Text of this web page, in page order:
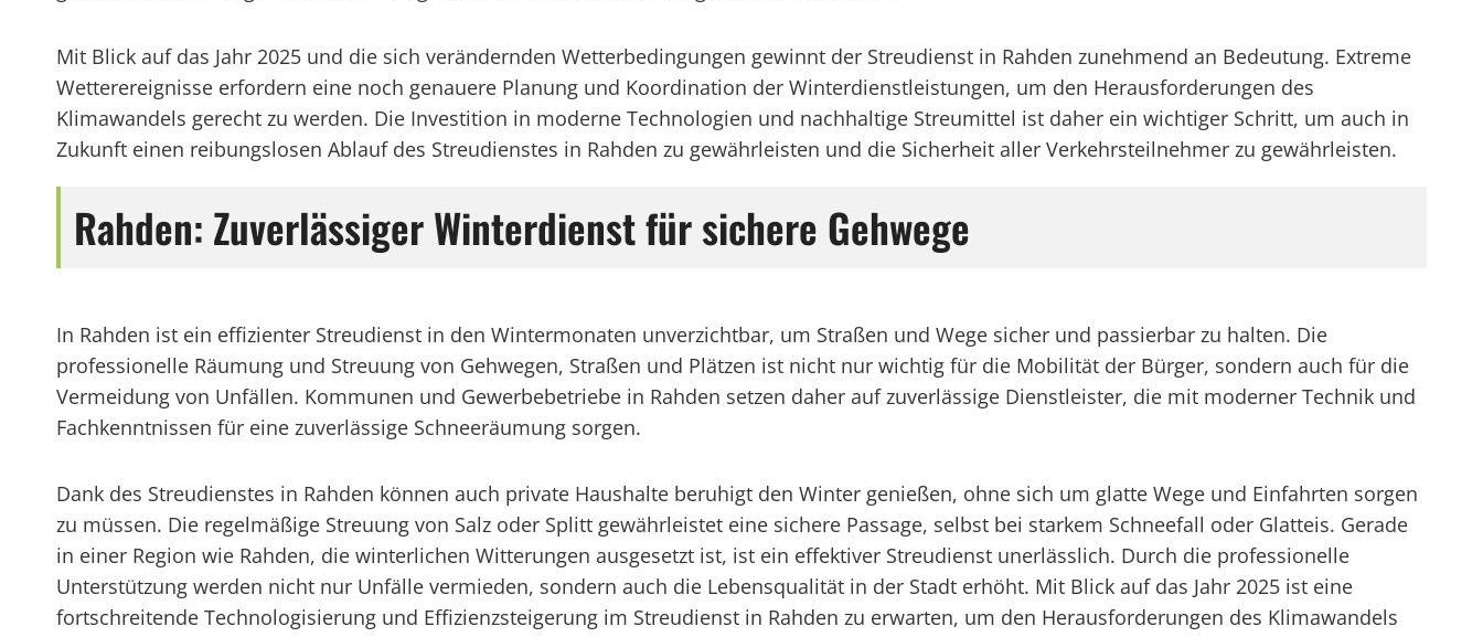
Mit Blick auf das Jahr 2025 und die sich verändernden Wetterbedingungen gewinnt der Streudienst in Rahden zunehmend an Bedeutung. Extreme
Wetterereignisse erfordern eine noch genauere Planung und Koordination der Winterdienstleistungen, um den Herausforderungen des
Klimawandels gerecht zu werden. Die Investition in moderne Technologien und nachhaltige Streumittel ist daher ein wichtiger Schritt, um auch in
Zukunft einen reibungslosen Ablauf des Streudienstes in Rahden zu gewährleisten und die Sicherheit aller Verkehrsteilnehmer zu gewährleisten.
Rahden: Zuverlässiger Winterdienst für sichere Gehwege
In Rahden ist ein effizienter Streudienst in den Wintermonaten unverzichtbar, um Straßen und Wege sicher und passierbar zu halten. Die
professionelle Räumung und Streuung von Gehwegen, Straßen und Plätzen ist nicht nur wichtig für die Mobilität der Bürger, sondern auch für die
Vermeidung von Unfällen. Kommunen und Gewerbebetriebe in Rahden setzen daher auf zuverlässige Dienstleister, die mit moderner Technik und
Fachkenntnissen für eine zuverlässige Schneeräumung sorgen.
Dank des Streudienstes in Rahden können auch private Haushalte beruhigt den Winter genießen, ohne sich um glatte Wege und Einfahrten sorgen
zu müssen. Die regelmäßige Streuung von Salz oder Splitt gewährleistet eine sichere Passage, selbst bei starkem Schneefall oder Glatteis. Gerade
in einer Region wie Rahden, die winterlichen Witterungen ausgesetzt ist, ist ein effektiver Streudienst unerlässlich. Durch die professionelle
Unterstützung werden nicht nur Unfälle vermieden, sondern auch die Lebensqualität in der Stadt erhöht. Mit Blick auf das Jahr 2025 ist eine
fortschreitende Technologisierung und Effizienzsteigerung im Streudienst in Rahden zu erwarten, um den Herausforderungen des Klimawandels